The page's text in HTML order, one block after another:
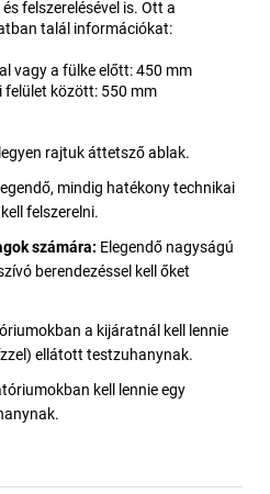
felszerelésével is. Ott a
talál információkat:
vagy a fülke előtt: 450 mm
felület között: 550 mm
rajtuk áttetsző ablak.
mindig hatékony technikai
felszerelni.
számára: Elegendő nagyságú
berendezéssel kell őket
a kijáratnál kell lennie
ellátott testzuhanynak.
kell lennie egy